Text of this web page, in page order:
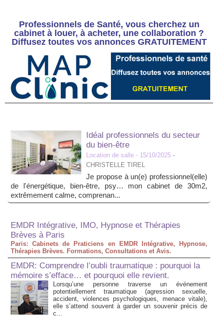
Professionnels de Santé, vous cherchez un
cabinet à louer, à acheter, une collaboration ?
Diffusez toutes vos annonces GRATUITEMENT
Idéal professionnels du secteur
du bien-être
Location de salle - 15/10/2025 -
CHRISTELLE TIREL
Je propose à un(e) professionnel(elle)
de l'énergétique, bien-être, psy… mon cabinet de 30m2,
extrêmement calme, comprenan...
EMDR Intégrative, IMO, Hypnose et Thérapies
Brèves à Paris
Paris: Cabinets de Praticiens en EMDR Intégrative, Hypnose,
Thérapies Brèves. Formations, Consultations et Avis.
EMDR: Comprendre l’oubli traumatique : pourquoi la
mémoire s’efface… et pourquoi elle revient.
Lorsqu’une personne traverse un événement
potentiellement traumatique (agression sexuelle,
accident, violences psychologiques, menace vitale),
elle s’attend souvent à garder un souvenir précis de
c...